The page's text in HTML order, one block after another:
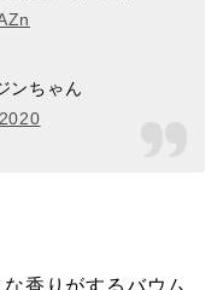
ンちゃん
香りがするバウム